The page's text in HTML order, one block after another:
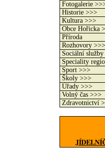
Fotogalerie
Historie >>>
Kultura >>>
Obce Hořicka
Příroda
Rozhovory >>>
Sociální
Speciality
Sport >>>
Školy >>>
Úřady >>>
Volný čas >>>
Zdravotnictví